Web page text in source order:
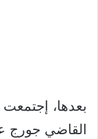
بعدها،
القاضي جورج